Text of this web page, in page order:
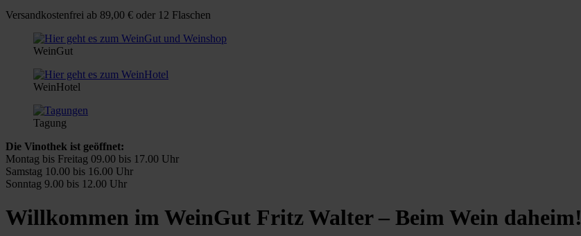
Versandkostenfrei ab 89,00 € oder 12 Flaschen
WeinGut
WeinHotel
Tagung
Die Vinothek ist geöffnet:
Montag bis Freitag 09.00 bis 17.00 Uhr
Samstag 10.00 bis 16.00 Uhr
Sonntag 9.00 bis 12.00 Uhr
Willkommen im WeinGut Fritz Walter – Beim Wein daheim!